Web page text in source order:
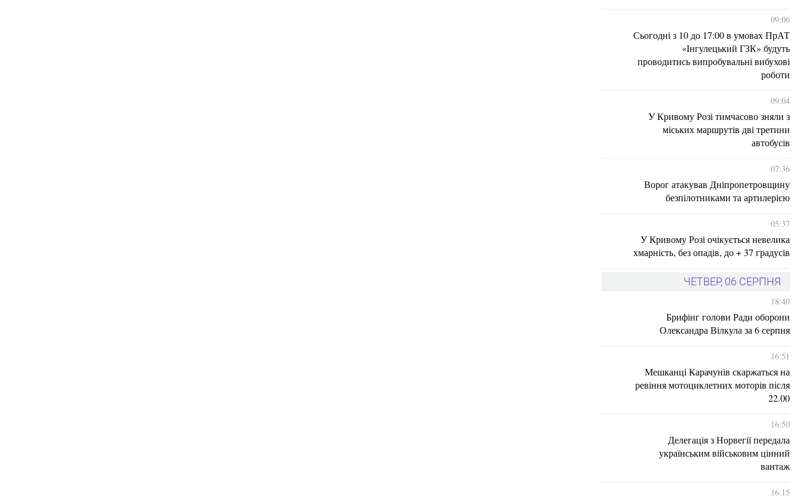
09:06
Сьогодні з 10 до 17:00 в умовах ПрАТ
«Інгулецький ГЗК» будуть
проводитись випробувальні вибухові
роботи
09:04
У Кривому Розі тимчасово зняли з
міських маршрутів дві третини
автобусів
07:36
Ворог атакував Дніпропетровщину
безпілотниками та артилерією
05:37
У Кривому Розі очікується невелика
хмарність, без опадів, до + 37 градусів
ЧЕТВЕР, 06 СЕРПНЯ
18:40
Брифінг голови Ради оборони
Олександра Вілкула за 6 серпня
16:51
Мешканці Карачунів скаржаться на
ревіння мотоциклетних моторів після
22.00
16:50
Делегація з Норвегії передала
українським військовим цінний
вантаж
16:15